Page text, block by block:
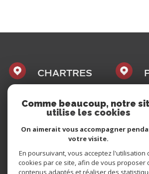
CHARTRES
02 37 300 400
1, PLACE
MAURICE
CAZALIS
CHARTRES
Comme beaucoup, notre
utilise les cookies
On aimerait vous accompagner
votre visite.
En poursuivant, vous acceptez l'utilisation
cookies par ce site, afin de vous proposer
contenus adaptés et réaliser des